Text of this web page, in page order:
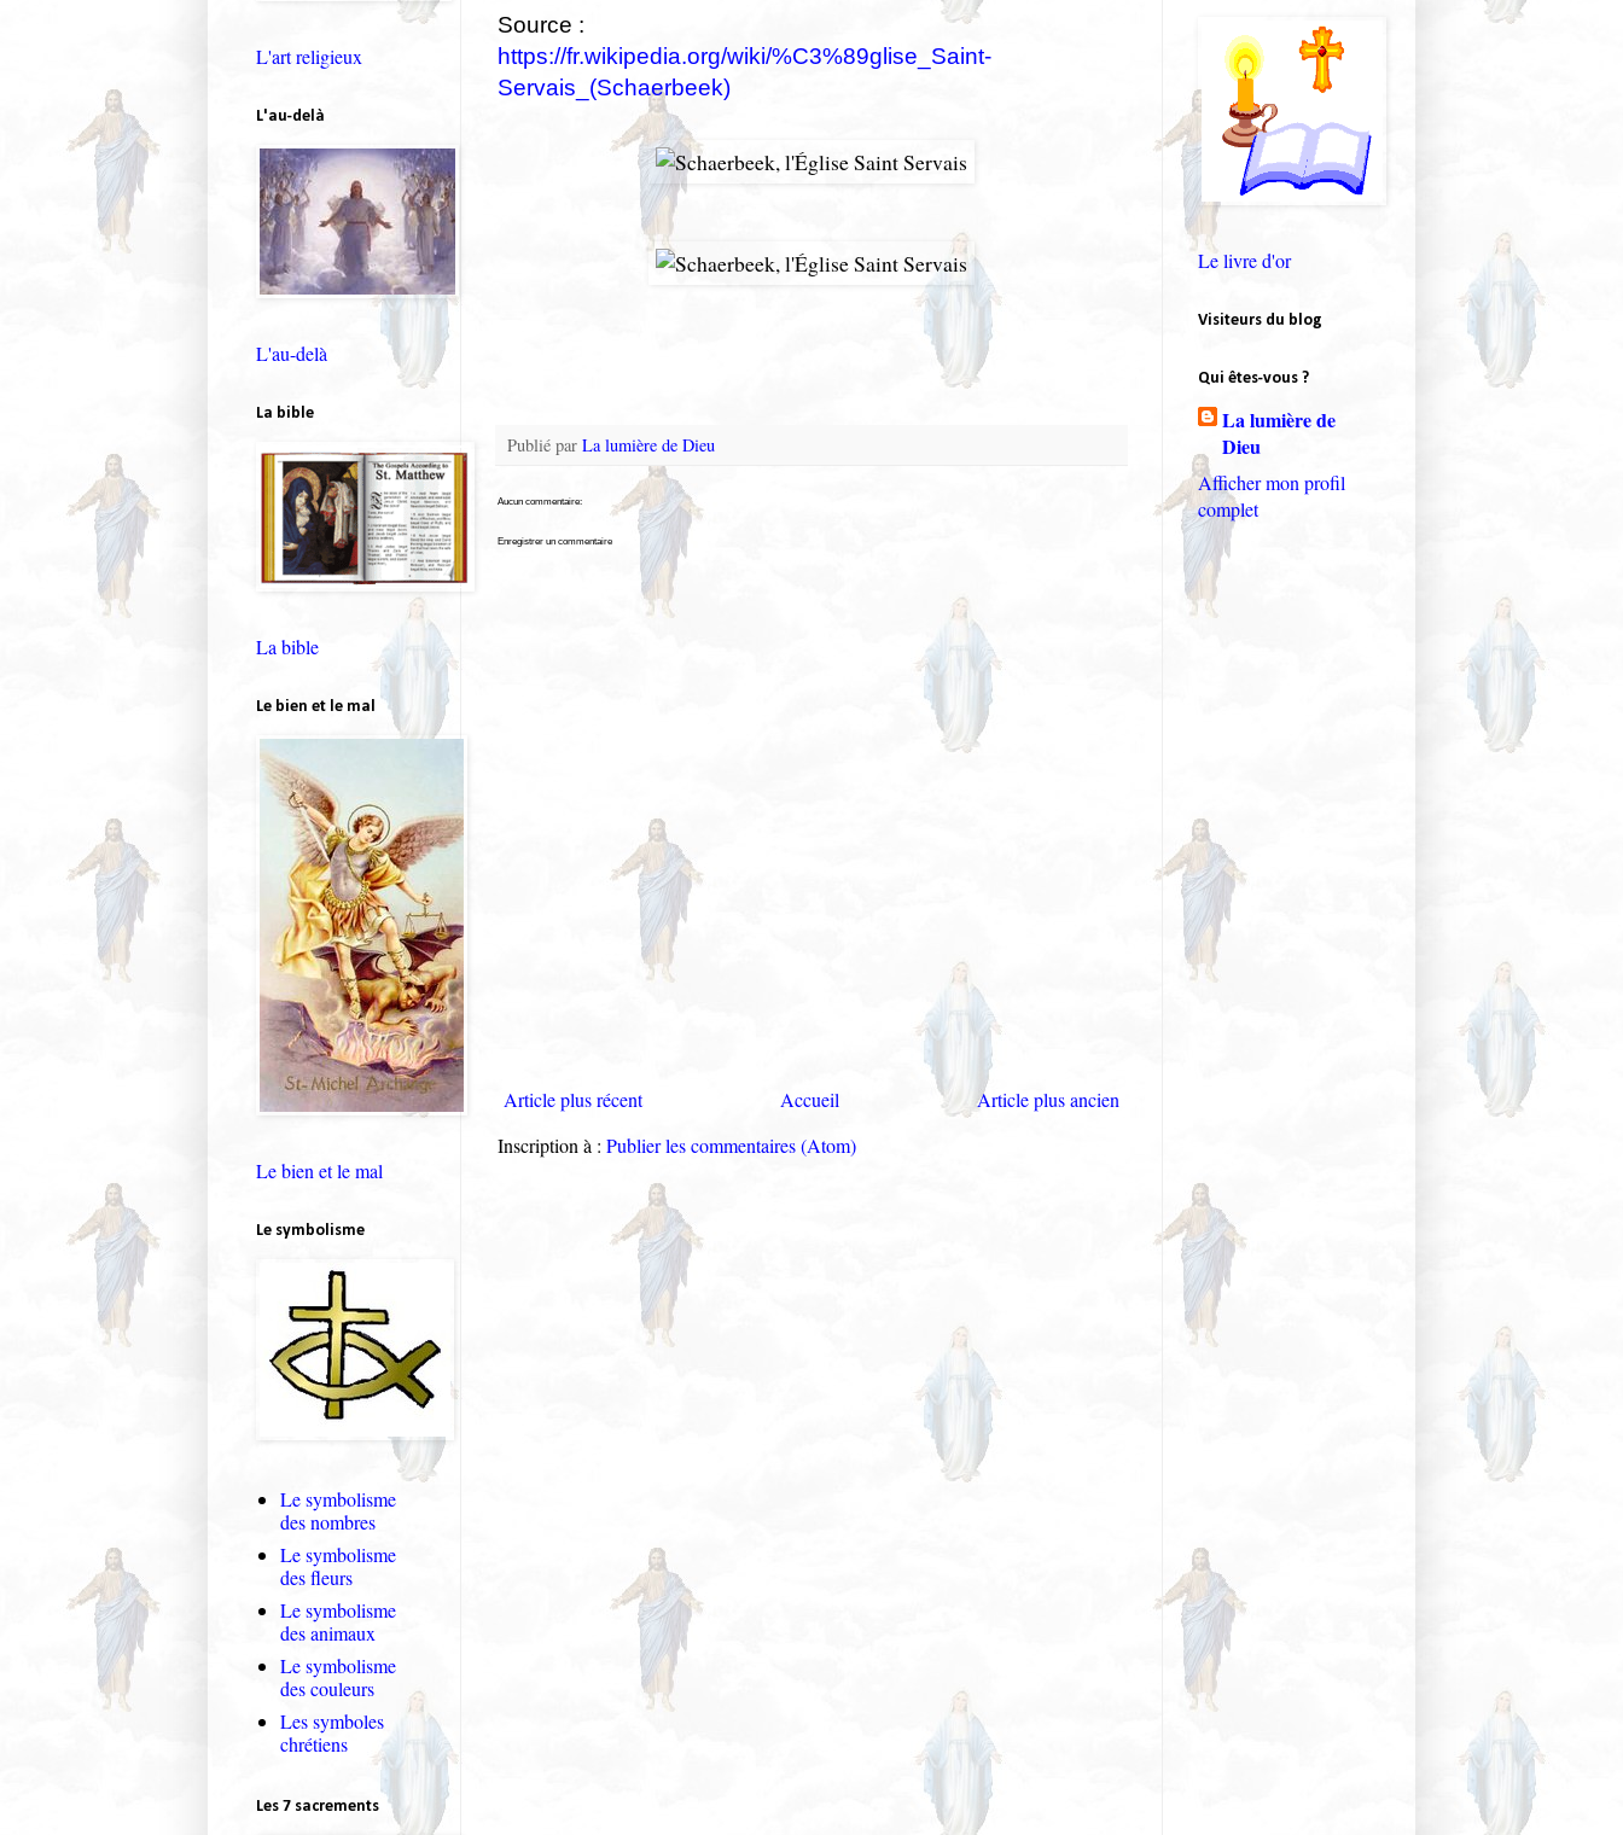
Source :
https://fr.wikipedia.org/wiki/%C3%89glise_Saint-
Servais_(Schaerbeek)
Publié par La lumière de Dieu
Aucun commentaire:
Enregistrer un commentaire
Article plus récent Article plus ancien
Accueil
Inscription à : Publier les commentaires (Atom)
L'art religieux
L'au-delà
L'au-delà
La bible
La bible
Le bien et le mal
Le bien et le mal
Le symbolisme
Le symbolisme
des nombres
Le symbolisme
des fleurs
Le symbolisme
des animaux
Le symbolisme
des couleurs
Les symboles
chrétiens
Les 7 sacrements
Le livre d'or
Visiteurs du blog
Qui êtes-vous ?
La lumière de
Dieu
Afficher mon profil
complet